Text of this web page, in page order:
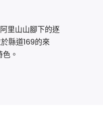
里山山腳下的逐
縣道169的來
。